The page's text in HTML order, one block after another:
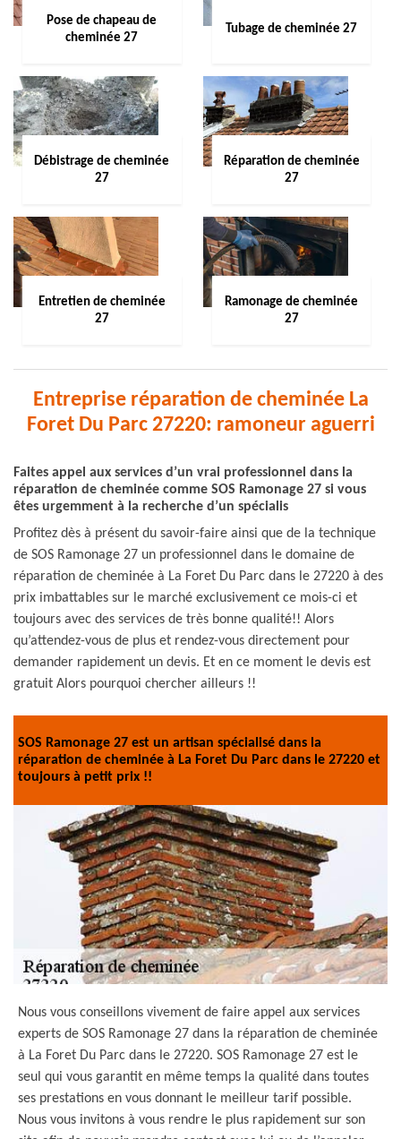
Pose de chapeau de
cheminée 27
Tubage de cheminée 27
Débistrage de cheminée
27
Réparation de cheminée
27
Entretien de cheminée
27
Ramonage de cheminée
27
Entreprise réparation de cheminée La
Foret Du Parc 27220: ramoneur aguerri
Faites appel aux services d’un vrai professionnel dans la
réparation de cheminée comme SOS Ramonage 27 si vous
êtes urgemment à la recherche d’un spécialis
Profitez dès à présent du savoir-faire ainsi que de la technique
de SOS Ramonage 27 un professionnel dans le domaine de
réparation de cheminée à La Foret Du Parc dans le 27220 à des
prix imbattables sur le marché exclusivement ce mois-ci et
toujours avec des services de très bonne qualité!! Alors
qu’attendez-vous de plus et rendez-vous directement pour
demander rapidement un devis. Et en ce moment le devis est
gratuit Alors pourquoi chercher ailleurs !!
SOS Ramonage 27 est un artisan spécialisé dans la
réparation de cheminée à La Foret Du Parc dans le 27220 et
toujours à petit prix !!
Nous vous conseillons vivement de faire appel aux services
experts de SOS Ramonage 27 dans la réparation de cheminée
à La Foret Du Parc dans le 27220. SOS Ramonage 27 est le
seul qui vous garantit en même temps la qualité dans toutes
ses prestations en vous donnant le meilleur tarif possible.
Nous vous invitons à vous rendre le plus rapidement sur son